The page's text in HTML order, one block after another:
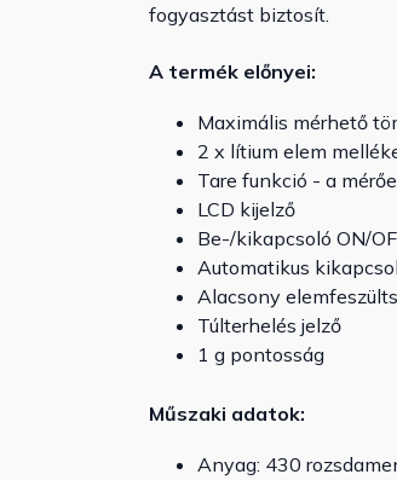
fogyasztást biztosít.
A termék előnyei:
Maximális mérhető
2 x lítium elem
Tare funkció - a
LCD kijelző
Be-/kikapcsoló ON/
Automatikus
Alacsony
Túlterhelés jelző
1 g pontosság
Műszaki adatok:
Anyag: 430